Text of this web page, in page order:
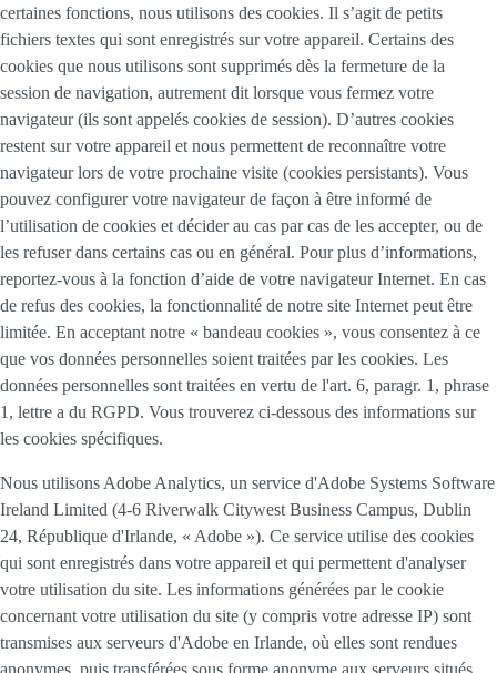
certaines fonctions, nous utilisons des cookies. Il s’agit de petits
fichiers textes qui sont enregistrés sur votre appareil. Certains des
cookies que nous utilisons sont supprimés dès la fermeture de la
session de navigation, autrement dit lorsque vous fermez votre
navigateur (ils sont appelés cookies de session). D’autres cookies
restent sur votre appareil et nous permettent de reconnaître votre
navigateur lors de votre prochaine visite (cookies persistants). Vous
pouvez configurer votre navigateur de façon à être informé de
l’utilisation de cookies et décider au cas par cas de les accepter, ou de
les refuser dans certains cas ou en général. Pour plus d’informations,
reportez-vous à la fonction d’aide de votre navigateur Internet. En cas
de refus des cookies, la fonctionnalité de notre site Internet peut être
limitée. En acceptant notre « bandeau cookies », vous consentez à ce
que vos données personnelles soient traitées par les cookies. Les
données personnelles sont traitées en vertu de l'art. 6, paragr. 1, phrase
1, lettre a du RGPD. Vous trouverez ci-dessous des informations sur
les cookies spécifiques.
Nous utilisons Adobe Analytics, un service d'Adobe Systems Software
Ireland Limited (4-6 Riverwalk Citywest Business Campus, Dublin
24, République d'Irlande, « Adobe »). Ce service utilise des cookies
qui sont enregistrés dans votre appareil et qui permettent d'analyser
votre utilisation du site. Les informations générées par le cookie
concernant votre utilisation du site (y compris votre adresse IP) sont
transmises aux serveurs d'Adobe en Irlande, où elles sont rendues
anonymes, puis transférées sous forme anonyme aux serveurs situés